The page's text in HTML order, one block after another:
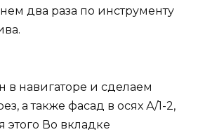
два раза по инструменту
в навигаторе и сделаем
а также фасад в осях А/1-2,
Во вкладке